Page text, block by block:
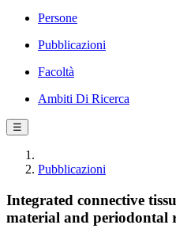
Persone
Pubblicazioni
Facoltà
Ambiti Di Ricerca
☰
Pubblicazioni
Integrated connective
material and periodontal